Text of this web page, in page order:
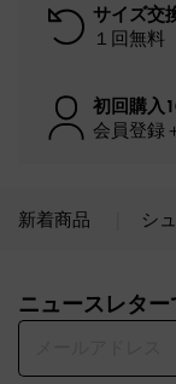
サイズ交
１回無料
初回購入
会員登録
新着商品 シ
ニュースレター